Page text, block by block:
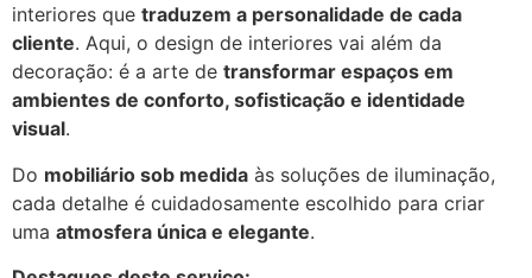
interiores que traduzem a personalidade de cada
cliente. Aqui, o design de interiores vai além da
decoração: é a arte de transformar espaços em
ambientes de conforto, sofisticação e identidade
visual.
Do mobiliário sob medida às soluções de iluminação,
cada detalhe é cuidadosamente escolhido para criar
uma atmosfera única e elegante.